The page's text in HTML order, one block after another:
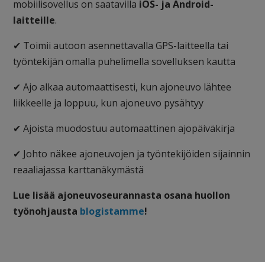
mobiilisovellus on saatavilla iOS- ja Android-
laitteille.
✔ Toimii autoon asennettavalla GPS-laitteella tai
työntekijän omalla puhelimella sovelluksen kautta
✔Ajo alkaa automaattisesti, kun ajoneuvo lähtee
liikkeelle ja loppuu, kun ajoneuvo pysähtyy
✔ Ajoista muodostuu automaattinen ajopäiväkirja
✔ Johto näkee ajoneuvojen ja työntekijöiden sijainnin
reaaliajassa karttanäkymästä
Lue lisää ajoneuvoseurannasta osana huollon
työnohjausta blogistamme!